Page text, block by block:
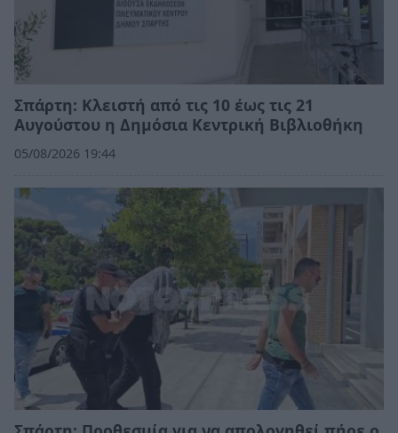
Σπάρτη: Κλειστή από τις 10 έως τις 21
Αυγούστου η Δημόσια Κεντρική Βιβλιοθήκη
05/08/2026 19:44